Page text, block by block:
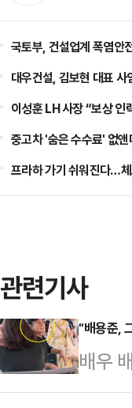
국토부, 건설업계 폭염안
대우건설, 김보현 대표 사
이성훈 LH 사장 “보상
중고차 '숨은 수수료' 없
프라하 가기 쉬워진다…
관련기사
"배용준,
배우
가운